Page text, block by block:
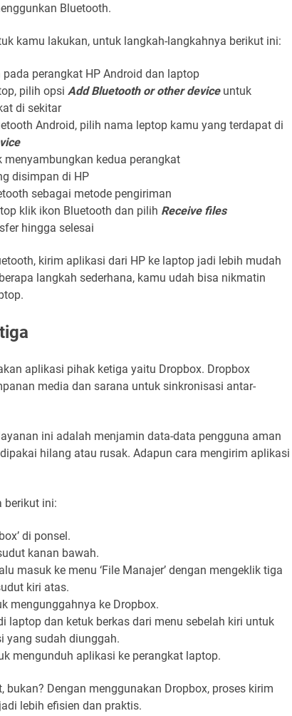
Bluetooth.
kamu lakukan, untuk langkah-langkahnya berikut ini:
perangkat HP Android dan laptop
pilih opsi Add Bluetooth or other deviceuntuk
di sekitar
Android, pilih nama leptop kamu yang terdapat di
menyambungkan kedua perangkat
disimpan di HP
sebagai metode pengiriman
klik ikon Bluetooth dan pilih Receive files
hingga selesai
kirim aplikasi dari HP ke laptop jadi lebih mudah
langkah sederhana, kamu udah bisa nikmatin
aplikasi pihak ketiga yaitu Dropbox. Dropbox
media dan sarana untuk sinkronisasi antar-
ini adalah menjamin data-data pengguna aman
hilang atau rusak. Adapun cara mengirim aplikasi
berikut ini:
di ponsel.
kanan bawah.
masuk ke menu ‘File Manajer’ dengan mengeklik tiga
kiri atas.
mengunggahnya ke Dropbox.
laptop dan ketuk berkas dari menu sebelah kiri untuk
yang sudah diunggah.
mengunduh aplikasi ke perangkat laptop.
bukan? Dengan menggunakan Dropbox, proses kirim
lebih efisien dan praktis.